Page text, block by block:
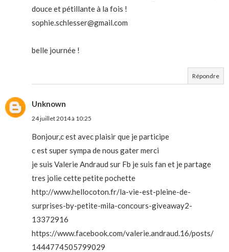
douce et pétillante à la fois !
sophie.schlesser@gmail.com
belle journée !
Répondre
Unknown
24 juillet 2014 à 10:25
Bonjour,c est avec plaisir que je participe
c est super sympa de nous gater merci
je suis Valerie Andraud sur Fb je suis fan et je partage
tres jolie cette petite pochette
http://www.hellocoton.fr/la-vie-est-pleine-de-
surprises-by-petite-mila-concours-giveaway2-
13372916
https://www.facebook.com/valerie.andraud.16/posts/
1444774505799029